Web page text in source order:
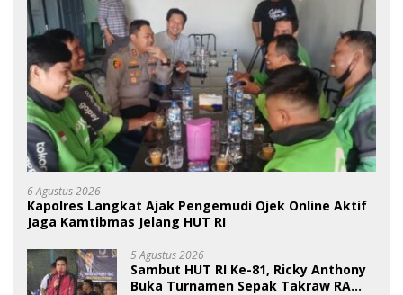
6 Agustus 2026
Kapolres Langkat Ajak Pengemudi Ojek Online Aktif
Jaga Kamtibmas Jelang HUT RI
5 Agustus 2026
Sambut HUT RI Ke-81, Ricky Anthony
Buka Turnamen Sepak Takraw RA